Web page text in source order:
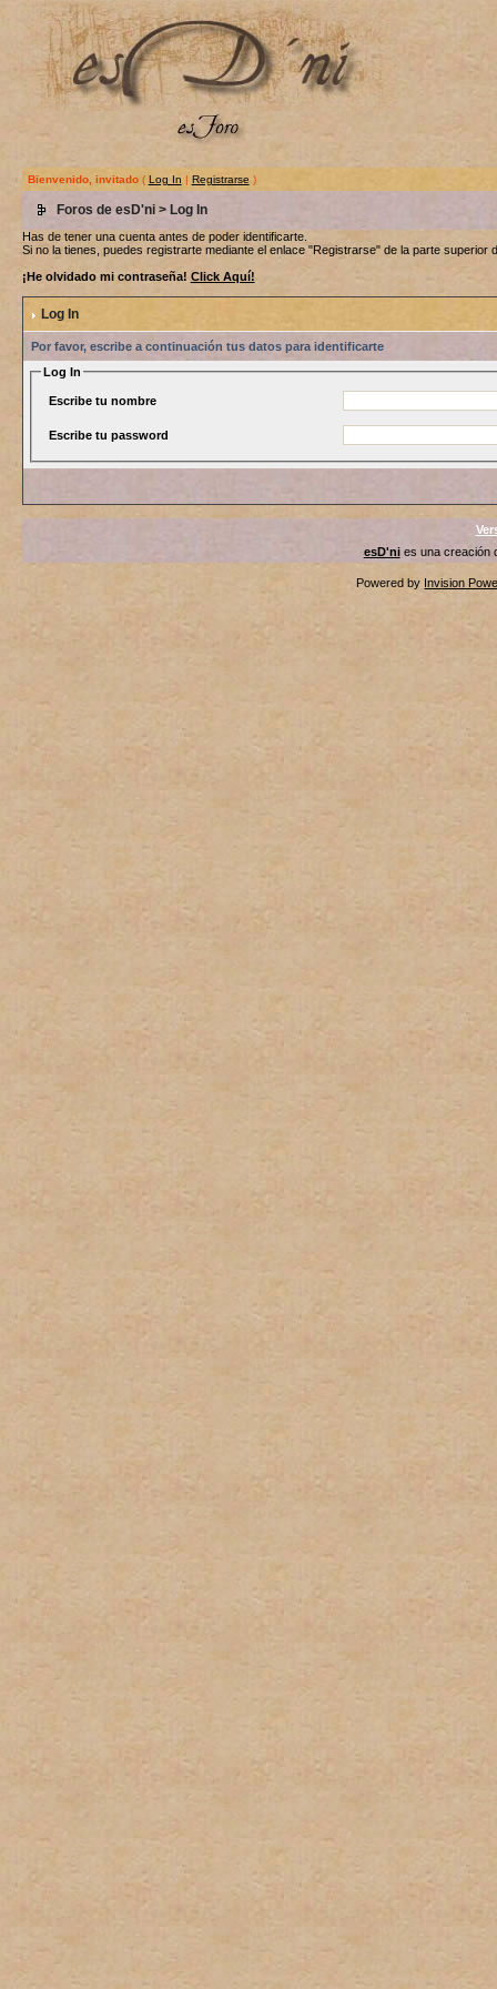
Bienvenido, invitado( Log In | Registrarse )
Foros de esD'ni> Log In
Has de tener una cuenta antes de poder identificarte.
Si no la tienes, puedes registrarte mediante el enlace "Registrarse" de la parte superior
¡He olvidado mi contraseña! Click Aquí!
Log In
Por favor, escribe a continuación tus datos para identificarte
Log In
Escribe tu nombre
Escribe tu password
esD'nies una creación
Powered by Invision